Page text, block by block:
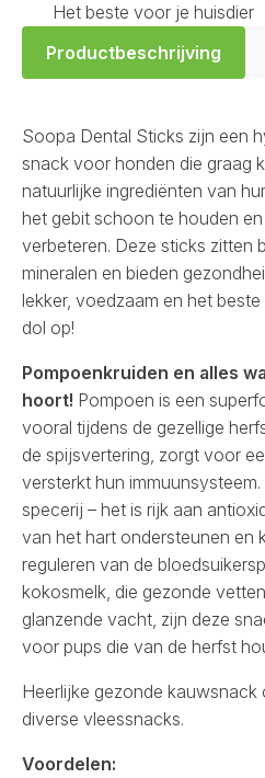
Het beste voor je huisdier
Productbeschrijving
Soopa Dental Sticks zijn een
snack voor honden die graag
natuurlijke ingrediënten van
het gebit schoon te houden
verbeteren. Deze sticks zitten
mineralen en bieden
lekker, voedzaam en het
dol op!
Pompoenkruiden en alles
hoort! Pompoen is een
vooral tijdens de gezellige
de spijsvertering, zorgt voor
versterkt hun
specerij – het is rijk aan
van het hart ondersteunen en
reguleren van de
kokosmelk, die gezonde
glanzende vacht, zijn deze
voor pups die van de herfst
Heerlijke gezonde kauwsnack
diverse vleessnacks.
Voordelen: